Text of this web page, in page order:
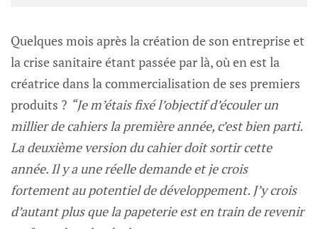
Quelques mois après la création de son entreprise et
la crise sanitaire étant passée par là, où en est la
créatrice dans la commercialisation de ses premiers
produits ? “Je m’étais fixé l’objectif d’écouler un
millier de cahiers la première année, c’est bien parti.
La deuxième version du cahier doit sortir cette
année. Il y a une réelle demande et je crois
fortement au potentiel de développement. J’y crois
d’autant plus que la papeterie est en train de revenir